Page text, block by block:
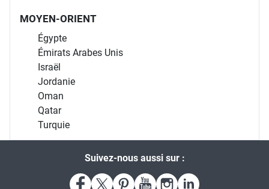
MOYEN-ORIENT
Égypte
Émirats Arabes Unis
Israël
Jordanie
Oman
Qatar
Turquie
Suivez-nous aussi sur :